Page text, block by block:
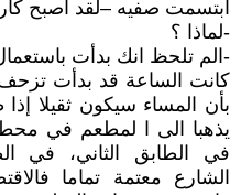
ابتسمت صفيه –لقد اصبح
-لماذا ؟
-الم تلحظ انك بدأت
كانت الساعة قد بدأت
بأن المساء سيكون ثقيلا
يذهبا الى ا لمطعم في
في الطابق الثاني، في
الشارع معتمة تماما